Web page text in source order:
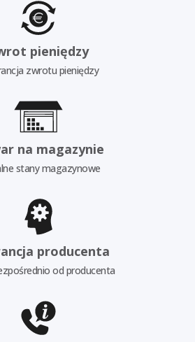
pieniędzy
zwrotu pieniędzy
na magazynie
stany magazynowe
producenta
od producenta